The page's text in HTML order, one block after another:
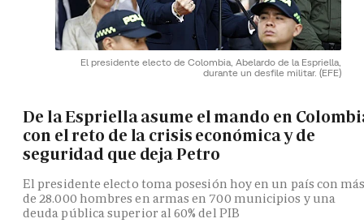
El presidente electo de Colombia, Abelardo de la Espriella,
durante un desfile militar. (EFE)
De la Espriella asume el mando en
con el reto de la crisis económica y de
seguridad que deja Petro
El presidente electo toma posesión hoy en un país con
de 28.000 hombres en armas en 700 municipios y una
deuda pública superior al 60% del PIB